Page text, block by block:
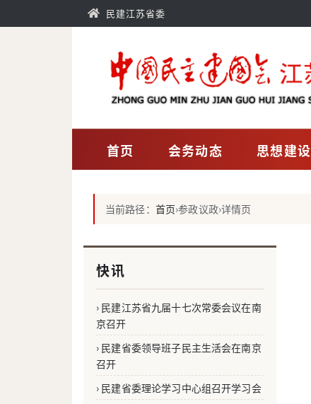
民建江苏省委
首页 会务动态 思想建设
当前路径： 首页›参政议政›详情页
快讯
› 民建江苏省九届十七次常委会议在南
京召开
› 民建省委领导班子民主生活会在南京
召开
› 民建省委理论学习中心组召开学习会